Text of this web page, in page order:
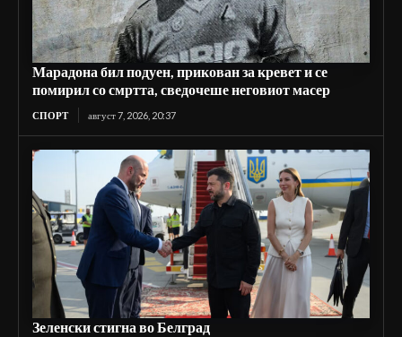
Марадона бил подуен, прикован за кревет и се
помирил со смртта, сведочеше неговиот масер
СПОРТ август 7, 2026, 20:37
Зеленски стигна во Белград